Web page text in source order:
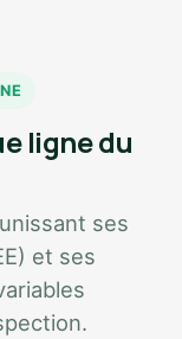
ligne du
ses
et ses